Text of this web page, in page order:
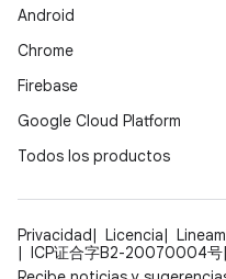
Android
Chrome
Firebase
Google Cloud Platform
Todos los productos
Privacidad Licencia
ICP证合字B2-20070004号